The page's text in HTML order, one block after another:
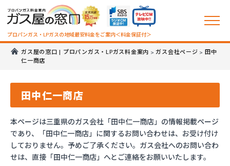
プロパンガス・LPガスの地域最安料金をご案内＜料金保証付＞
ガス屋の窓口 | プロパンガス・LPガス料金案内 >ガス会社ページ > 田中
仁一商店
田中仁一商店
本ページは三重県のガス会社「田中仁一商店」の情報掲載ページ
であり、「田中仁一商店」に関するお問い合わせは、お受け付け
しておりません。予めご了承ください。ガス会社へのお問い合わ
せは、直接「田中仁一商店」へとご連絡をお願いいたします。